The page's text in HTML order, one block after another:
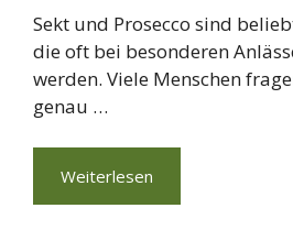
Sekt und Prosecco sind
die oft bei besonderen
werden. Viele Menschen
genau …
Weiterlesen